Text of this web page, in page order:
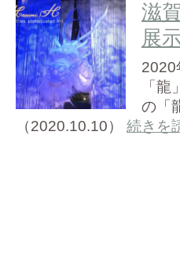
滋
展
2020
「
の「
（2020.10.10） 続きを